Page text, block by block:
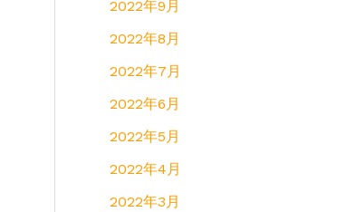
2022年9月
2022年8月
2022年7月
2022年6月
2022年5月
2022年4月
2022年3月